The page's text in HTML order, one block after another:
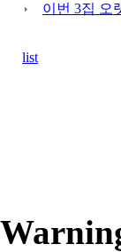
이번 3집 오
list